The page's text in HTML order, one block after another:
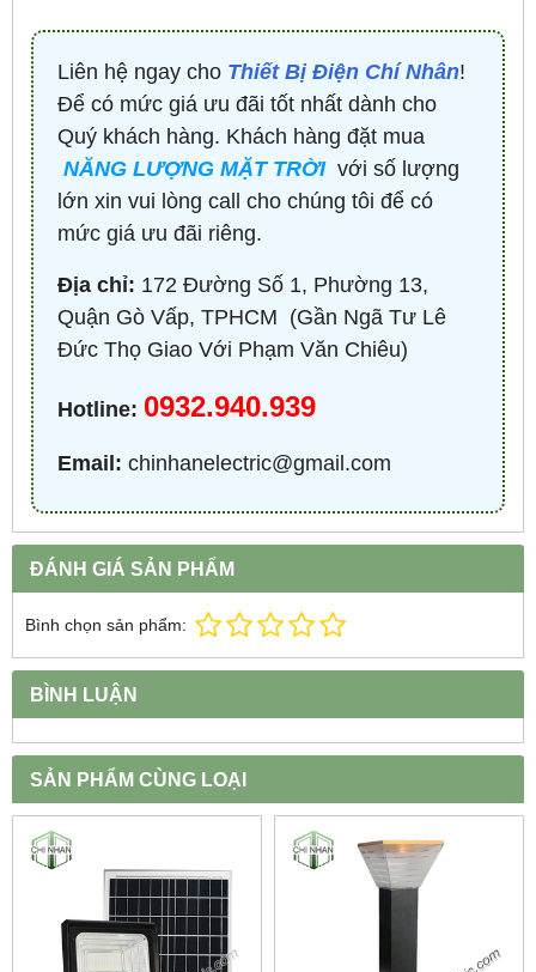
Liên hệ ngay cho Thiết Bị Điện Chí Nhân!
Để có mức giá ưu đãi tốt nhất dành cho
Quý khách hàng. Khách hàng đặt mua
NĂNG LƯỢNG MẶT TRỜIvới số lượng
lớn xin vui lòng call cho chúng tôi để có
mức giá ưu đãi riêng.
Địa chỉ: 172 Đường Số 1, Phường 13,
Quận Gò Vấp, TPHCM ​ (Gần Ngã Tư Lê
Đức Thọ Giao Với Phạm Văn Chiêu)
Hotline: 0932.940.939
Email: chinhanelectric@gmail.com
ĐÁNH GIÁ SẢN PHẨM
Bình chọn sản phẩm:
BÌNH LUẬN
SẢN PHẨM CÙNG LOẠI